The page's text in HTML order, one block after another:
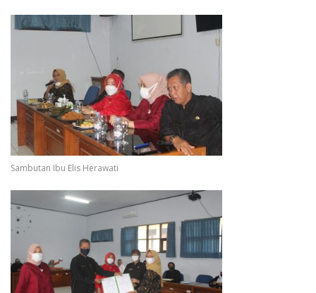
Sambutan Ibu Elis Herawati